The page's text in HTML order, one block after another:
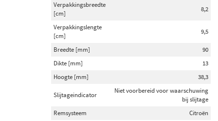
Verpakkingsbreedte
[cm]
8,2
Verpakkingslengte
[cm]
9,5
Breedte [mm]
90
Dikte [mm]
13
Hoogte [mm]
38,3
Slijtageindicator
Niet voorbereid voor waarschuwing
bij slijtage
Remsysteem
Citroën